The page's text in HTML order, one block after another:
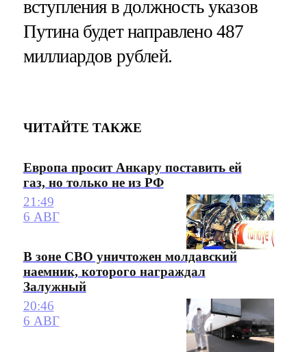
вступления в должность указов
Путина будет направлено 487
миллиардов рублей.
ЧИТАЙТЕ ТАКЖЕ
Европа просит Анкару поставить ей
газ, но только не из РФ
21:49
6 АВГ
В зоне СВО уничтожен молдавский
наемник, которого награждал
Залужный
20:46
6 АВГ